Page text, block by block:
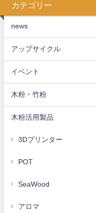
カテゴリー
news
アップサイクル
イベント
木粉・竹粉
木粉活用製品
3Dプリンター
POT
SeaWood
アロマ